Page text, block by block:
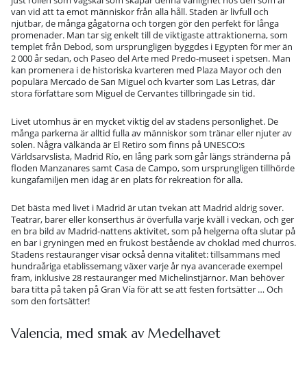
van vid att ta emot människor från alla håll. Staden är livfull och
njutbar, de många gågatorna och torgen gör den perfekt för långa
promenader. Man tar sig enkelt till de viktigaste attraktionerna, som
templet från Debod, som ursprungligen byggdes i Egypten för mer än
2 000 år sedan, och Paseo del Arte med Predo-museet i spetsen. Man
kan promenera i de historiska kvarteren med Plaza Mayor och den
populära Mercado de San Miguel och kvarter som Las Letras, där
stora författare som Miguel de Cervantes tillbringade sin tid.
Livet utomhus är en mycket viktig del av stadens personlighet. De
många parkerna är alltid fulla av människor som tränar eller njuter av
solen. Några välkända är El Retiro som finns på UNESCO:s
Världsarvslista, Madrid Río, en lång park som går längs stränderna på
floden Manzanares samt Casa de Campo, som ursprungligen tillhörde
kungafamiljen men idag är en plats för rekreation för alla.
Det bästa med livet i Madrid är utan tvekan att Madrid aldrig sover.
Teatrar, barer eller konserthus är överfulla varje kväll i veckan, och ger
en bra bild av Madrid-nattens aktivitet, som på helgerna ofta slutar på
en bar i gryningen med en frukost bestående av choklad med churros.
Stadens restauranger visar också denna vitalitet: tillsammans med
hundraåriga etablissemang växer varje år nya avancerade exempel
fram, inklusive 28 restauranger med Michelinstjärnor. Man behöver
bara titta på taken på Gran Vía för att se att festen fortsätter … Och
som den fortsätter!
Valencia, med smak av Medelhavet